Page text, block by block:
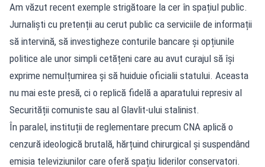
Am văzut recent exemple strigătoare la cer în spațiul public.
Jurnaliști cu pretenții au cerut public ca serviciile de informații
să intervină, să investigheze conturile bancare și opțiunile
politice ale unor simpli cetățeni care au avut curajul să își
exprime nemulțumirea și să huiduie oficialii statului. Aceasta
nu mai este presă, ci o replică fidelă a aparatului represiv al
Securității comuniste sau al Glavlit-ului stalinist.
În paralel, instituții de reglementare precum CNA aplică o
cenzură ideologică brutală, hărțuind chirurgical și suspendând
emisia televiziunilor care oferă spațiu liderilor conservatori.